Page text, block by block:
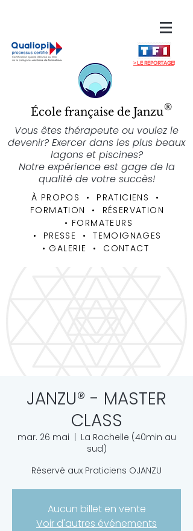
> LE REPORTAGE!
École française de Janzu®
Vous êtes thérapeute ou voulez le
devenir? Exercer dans les plus beaux
lagons et piscines?
Notre expérience est gage de la
qualité de votre succès!
À PROPOS • PRATICIENS •
FORMATION
•
RÉSERVATION
• FORMATEURS
• PRESSE • TEMOIGNAGES
• GALERIE • CONTACT
JANZU® - MASTER
CLASS
mar. 26 mai
La Rochelle (40min au
sud)
Réservé aux Praticiens OJANZU
Aucun billet en vente
Voir d'autres événements